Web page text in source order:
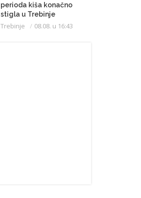
perioda kiša konačno
stigla u Trebinje
Trebinje 08.08. u 16:43